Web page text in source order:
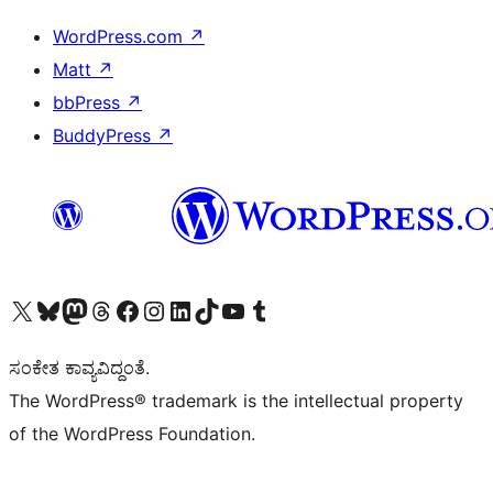
WordPress.com ↗
Matt ↗
bbPress ↗
BuddyPress ↗
Visit our X (formerly Twitter) account
Visit our Bluesky account
Visit our Mastodon account
Visit our Threads account
Visit our Facebook page
Visit our Instagram account
Visit our LinkedIn account
Visit our TikTok account
Visit our YouTube channel
Visit our Tumblr account
ಸಂಕೇತ ಕಾವ್ಯವಿದ್ದಂತೆ.
The WordPress® trademark is the intellectual property
of the WordPress Foundation.